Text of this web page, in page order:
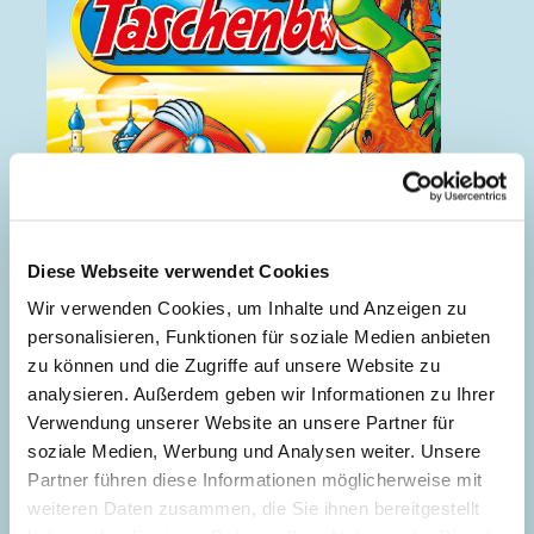
Diese Webseite verwendet Cookies
Wir verwenden Cookies, um Inhalte und Anzeigen zu
personalisieren, Funktionen für soziale Medien anbieten
zu können und die Zugriffe auf unsere Website zu
analysieren. Außerdem geben wir Informationen zu Ihrer
Verwendung unserer Website an unsere Partner für
soziale Medien, Werbung und Analysen weiter. Unsere
Partner führen diese Informationen möglicherweise mit
weiteren Daten zusammen, die Sie ihnen bereitgestellt